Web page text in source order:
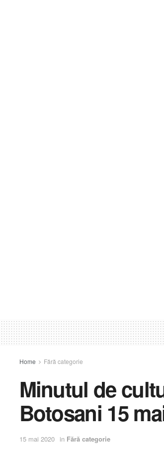
Home Fără categorie
Minutul de
Botosani 15
15 mai 2020 in Fără categorie